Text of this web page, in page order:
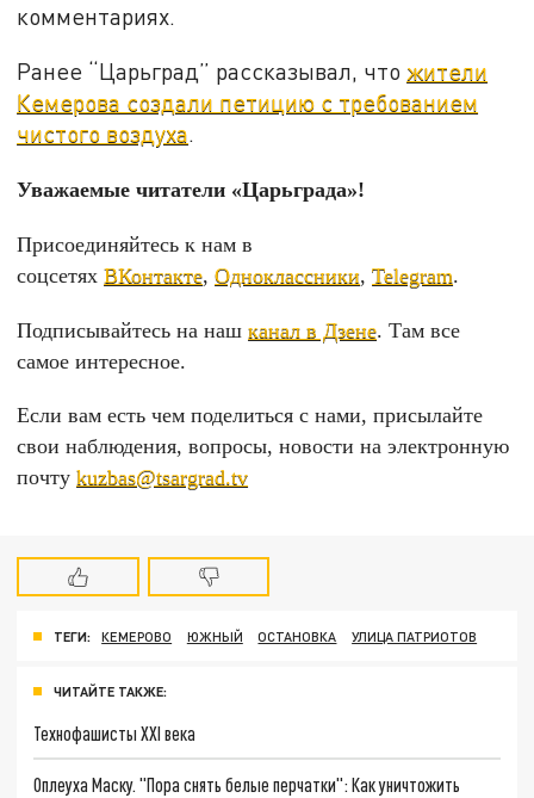
комментариях.
Ранее “Царьград” рассказывал, что жители
Кемерова создали петицию с требованием
чистого воздуха
Уважаемые читатели «Царьграда»!
Присоединяйтесь к нам в
соцсетяхВКонтакте,Одноклассники,Telegram.
Подписывайтесь на нашканал в Дзене. Там все
самое интересное.
Если вам есть чем поделиться с нами, присылайте
свои наблюдения, вопросы, новости на электронную
почтуkuzbas@tsargrad.tv
ТЕГИ: КЕМЕРОВО ЮЖНЫЙ ОСТАНОВКА УЛИЦА ПАТРИОТОВ
ЧИТАЙТЕ ТАКЖЕ:
Технофашисты XXI века
Оплеуха Маску. "Пора снять белые перчатки": Как уничтожить